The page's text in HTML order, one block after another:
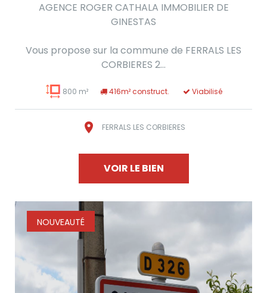
AGENCE ROGER CATHALA IMMOBILIER DE
GINESTAS
Vous propose sur la commune de FERRALS LES
CORBIERES 2...
800 m² 416m² construct. Viabilisé
FERRALS LES CORBIERES
VOIR LE BIEN
NOUVEAUTÉ